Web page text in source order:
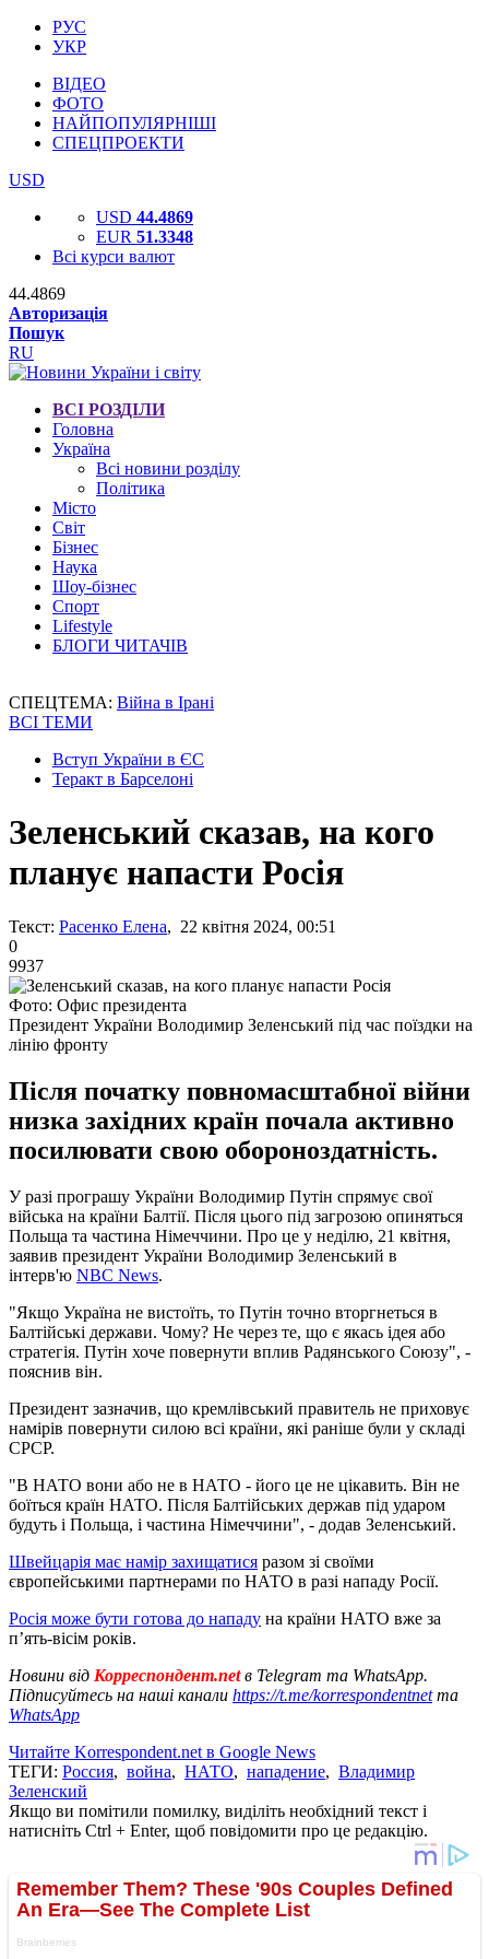
РУС
УКР
ВІДЕО
ФОТО
НАЙПОПУЛЯРНІШІ
СПЕЦПРОЕКТИ
USD
USD 44.4869
EUR 51.3348
Всі курси валют
44.4869
Авторизація
Пошук
RU
ВСІ РОЗДІЛИ
Головна
Україна
Всі новини розділу
Політика
Місто
Світ
Бізнес
Наука
Шоу-бізнес
Спорт
Lifestyle
БЛОГИ ЧИТАЧІВ
СПЕЦТЕМА: Війна в Ірані
ВСІ ТЕМИ
Вступ України в ЄС
Теракт в Барселоні
Зеленський сказав, на кого
планує напасти Росія
Текст: Расенко Елена, 22 квітня 2024, 00:51
0
9937
Фото: Офис президента
Президент України Володимир Зеленський під час поїздки на
лінію фронту
Після початку повномасштабної війни
низка західних країн почала активно
посилювати свою обороноздатність.
У разі програшу України Володимир Путін спрямує свої
війська на країни Балтії. Після цього під загрозою опиняться
Польща та частина Німеччини. Про це у неділю, 21 квітня,
заявив президент України Володимир Зеленський в
інтерв'ю NBC News.
"Якщо Україна не вистоїть, то Путін точно вторгнеться в
Балтійські держави. Чому? Не через те, що є якась ідея або
стратегія. Путін хоче повернути вплив Радянського Союзу", -
пояснив він.
Президент зазначив, що кремлівський правитель не приховує
намірів повернути силою всі країни, які раніше були у складі
СРСР.
"В НАТО вони або не в НАТО - його це не цікавить. Він не
боїться країн НАТО. Після Балтійських держав під ударом
будуть і Польща, і частина Німеччини", - додав Зеленський.
Швейцарія має намір захищатися разом зі своїми
європейськими партнерами по НАТО в разі нападу Росії.
Росія може бути готова до нападу на країни НАТО вже за
п’ять-вісім років.
Новини від Корреспондент.netв Telegram та WhatsApp.
Підписуйтесь на наші канали https://t.me/korrespondentnetта
WhatsApp
Читайте Korrespondent.net в Google News
ТЕГИ: Россия, война, НАТО, нападение, Владимир
Зеленский
Якщо ви помітили помилку, виділіть необхідний текст і
натисніть Ctrl + Enter, щоб повідомити про це редакцію.